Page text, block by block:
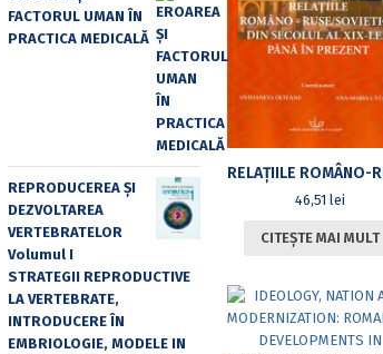
46,51lei
CITEȘTE MAI MULT
FACTORUL UMAN ÎN
PRACTICA MEDICALĂ
REPRODUCEREA ȘI
DEZVOLTAREA
VERTEBRATELOR
Volumul I
STRATEGII REPRODUCTIVE
LA VERTEBRATE,
INTRODUCERE ÎN
EMBRIOLOGIE, MODELE IN